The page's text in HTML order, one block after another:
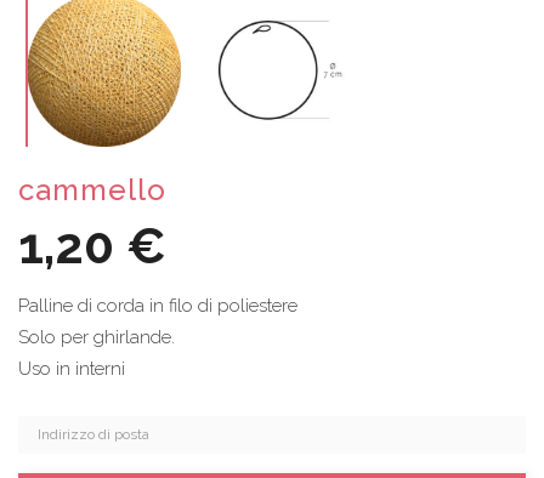
cammello
1,20 €
Palline di corda in filo di poliestere
Solo per ghirlande.
Uso in interni